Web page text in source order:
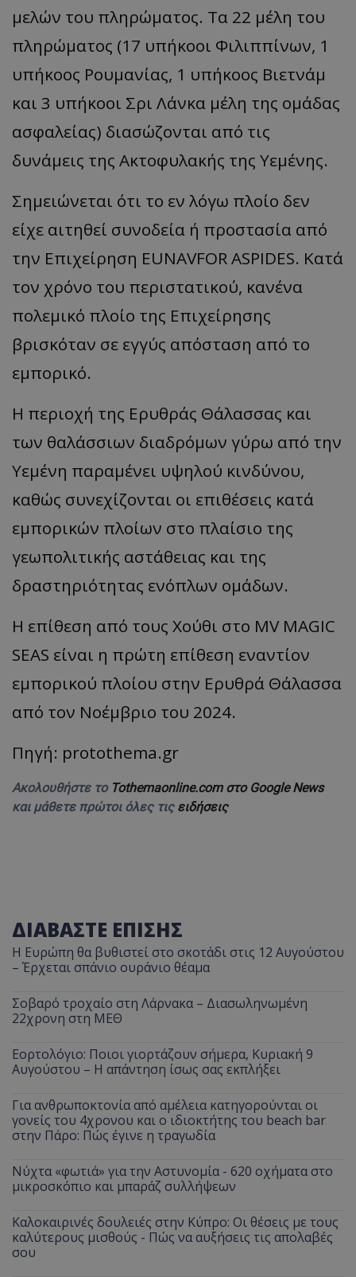
μελών του πληρώματος. Τα 22 μέλη του
πληρώματος (17 υπήκοοι Φιλιππίνων, 1
υπήκοος Ρουμανίας, 1 υπήκοος Βιετνάμ
και 3 υπήκοοι Σρι Λάνκα μέλη της ομάδας
ασφαλείας) διασώζονται από τις
δυνάμεις της Ακτοφυλακής της Υεμένης.
Σημειώνεται ότι το εν λόγω πλοίο δεν
είχε αιτηθεί συνοδεία ή προστασία από
την Επιχείρηση EUNAVFOR ASPIDES. Κατά
τον χρόνο του περιστατικού, κανένα
πολεμικό πλοίο της Επιχείρησης
βρισκόταν σε εγγύς απόσταση από το
εμπορικό.
Η περιοχή της Ερυθράς Θάλασσας και
των θαλάσσιων διαδρόμων γύρω από την
Υεμένη παραμένει υψηλού κινδύνου,
καθώς συνεχίζονται οι επιθέσεις κατά
εμπορικών πλοίων στο πλαίσιο της
γεωπολιτικής αστάθειας και της
δραστηριότητας ενόπλων ομάδων.
Η επίθεση από τους Χούθι στο MV MAGIC
SEAS είναι η πρώτη επίθεση εναντίον
εμπορικού πλοίου στην Ερυθρά Θάλασσα
από τον Νοέμβριο του 2024.
Πηγή: protothema.gr
Ακολουθήστε το Tothemaonline.com στο Google News
και μάθετε πρώτοι όλες τις ειδήσεις
ΔΙΑΒΑΣΤΕ ΕΠΙΣΗΣ
Η Ευρώπη θα βυθιστεί στο σκοτάδι στις 12 Αυγούστου
– Έρχεται σπάνιο ουράνιο θέαμα
Σοβαρό τροχαίο στη Λάρνακα – Διασωληνωμένη
22χρονη στη ΜΕΘ
Εορτολόγιο: Ποιοι γιορτάζουν σήμερα, Κυριακή 9
Αυγούστου – Η απάντηση ίσως σας εκπλήξει
Για ανθρωποκτονία από αμέλεια κατηγορούνται οι
γονείς του 4χρονου και ο ιδιοκτήτης του beach bar
στην Πάρο: Πώς έγινε η τραγωδία
Νύχτα «φωτιά» για την Αστυνομία - 620 οχήματα στο
μικροσκόπιο και μπαράζ συλλήψεων
Καλοκαιρινές δουλειές στην Κύπρο: Οι θέσεις με τους
καλύτερους μισθούς - Πώς να αυξήσεις τις απολαβές
σου